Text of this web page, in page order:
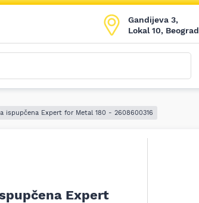
Gandijeva 3,
Lokal 10, Beograd
ispupčena Expert for Metal 180 - 2608600316
Expert